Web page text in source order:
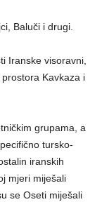
Baluči i drugi.
Iranske visoravni,
Kavkaza i
grupama, a
tursko-
iranskih
mjeri miješali
se Oseti miješali